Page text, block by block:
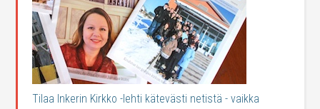
Tilaa Inkerin Kirkko -lehti kätevästi netistä - vaikka